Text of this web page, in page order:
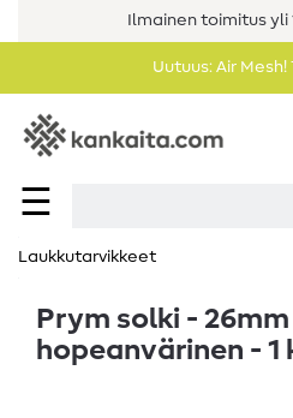
Ilmainen toimitus yli
Uutuus: Air
☰
Laukkutarvikkeet
Prym solki -
hopeanvärinen - 1